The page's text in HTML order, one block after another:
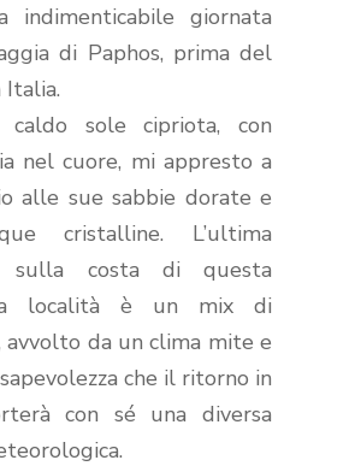
indimenticabile giornata
di Paphos, prima del
sole cipriota, con
nel cuore, mi appresto a
alle sue sabbie dorate e
cristalline. L’ultima
sulla costa di questa
località è un mix di
avvolto da un clima mite e
che il ritorno in
con sé una diversa